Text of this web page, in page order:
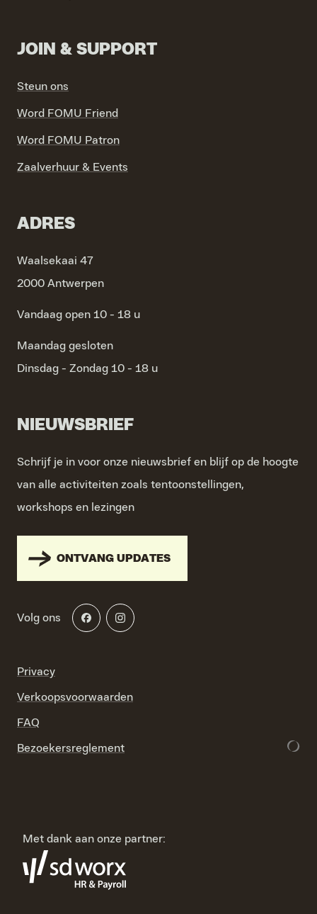
JOIN & SUPPORT
Steun ons
Word FOMU Friend
Word FOMU Patron
Zaalverhuur & Events
ADRES
Waalsekaai 47
2000 Antwerpen
Vandaag open 10 - 18 u
Maandag gesloten
Dinsdag - Zondag 10 - 18 u
NIEUWSBRIEF
Schrijf je in voor onze nieuwsbrief en blijf op de hoogte
van alle activiteiten zoals tentoonstellingen,
workshops en lezingen
ONTVANG UPDATES
Volg ons
Privacy
Verkoopsvoorwaarden
FAQ
Bezoekersreglement
Met dank aan onze partner: